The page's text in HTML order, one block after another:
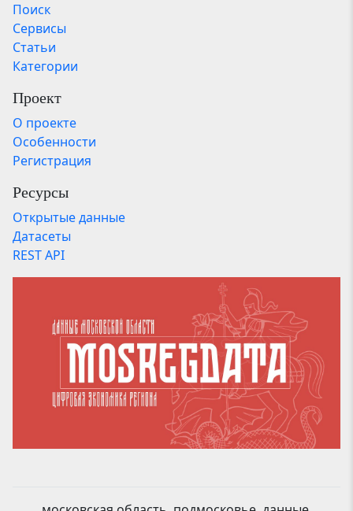
Поиск
Сервисы
Статьи
Категории
Проект
О проекте
Особенности
Регистрация
Ресурсы
Открытые данные
Датасеты
REST API